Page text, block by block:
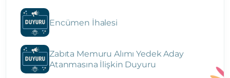
Encümen İhalesi
Zabıta Memuru Alımı Yedek Aday
Atanmasına İlişkin Duyuru